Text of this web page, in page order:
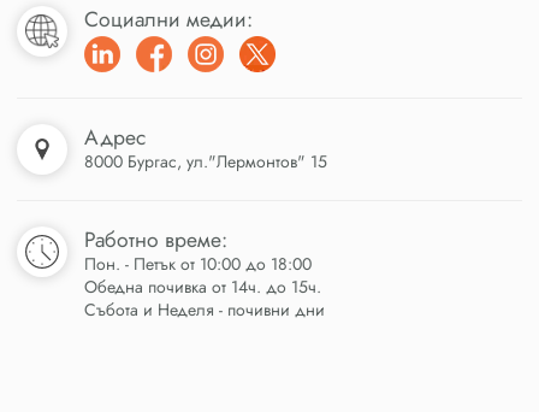
Социални медии:
Адрес
8000 Бургас, ул."Лермонтов" 15
Работно време:
Пон. - Петък от 10:00 до 18:00
Обедна почивка от 14ч. до 15ч.
Събота и Неделя - почивни дни